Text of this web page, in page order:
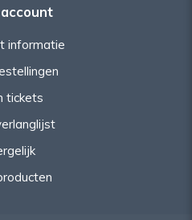
informatie
tickets